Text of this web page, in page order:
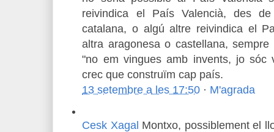
reivindica el País Valencià, des
catalana, o algú altre reivindica el
altra aragonesa o castellana,
"no em vingues amb invents, jo sóc
crec que construïm cap país.
13 setembre a les 17:50 · M'agrada
Cesk Xagal Montxo, possiblement el